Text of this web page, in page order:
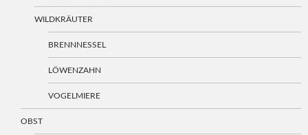
WILDKRÄUTER
BRENNNESSEL
LÖWENZAHN
VOGELMIERE
OBST